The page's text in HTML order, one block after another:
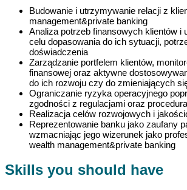
Budowanie i utrzymywanie relacji z
management&private banking
Analiza potrzeb finansowych klientów i
celu dopasowania do ich sytuacji,
doświadczenia
Zarządzanie portfelem klientów,
finansowej oraz aktywne
do ich rozwoju czy do zmieniających
Ograniczanie ryzyka operacyjnego
zgodności z regulacjami oraz
Realizacja celów rozwojowych i
Reprezentowanie banku jako zaufany
wzmacniając jego wizerunek jako
wealth management&private banking
Skills you should have